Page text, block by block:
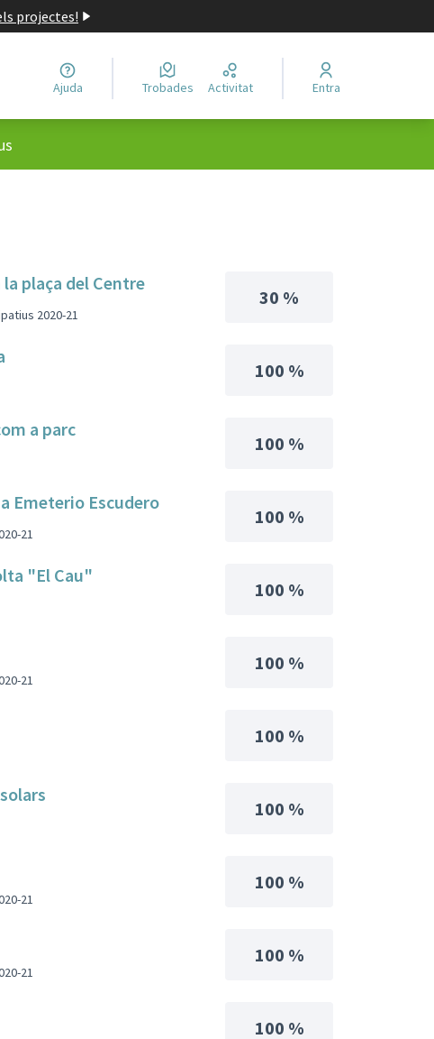
projectes!
Ajuda Trobades Activitat Entra
plaça del Centre
2020-21
30 %
100 %
a parc
100 %
Emeterio Escudero
21
100 %
"El Cau"
100 %
21
100 %
100 %
100 %
21
100 %
21
100 %
100 %